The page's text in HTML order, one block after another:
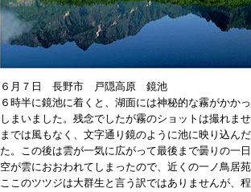
６月７日 長野市 戸隠高原 鏡池
６時半に鏡池に着くと、湖面には神秘的な霧がかか
しまいました。残念でしたが霧のショットは撮れま
までは風もなく、文字通り鏡のように池に映り込ん
た。この後は雲が一気に広がって最後まで曇りの一
空が雲におおわれてしまったので、近くの一ノ鳥居
ここのツツジは大群生と言う訳ではありませんが、